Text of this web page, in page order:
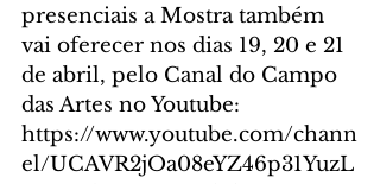
presenciais a Mostra também
vai oferecer nos dias 19, 20 e 21
de abril, pelo Canal do Campo
das Artes no Youtube:
https://www.youtube.com/chann
el/UCAVR2jOa08eYZ46p31YuzL